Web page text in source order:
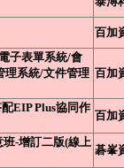
百加
子表單系統/會
理系統/文件管理 百加
EIP Plus協同作
百加
-增訂二版(線上
碁峯